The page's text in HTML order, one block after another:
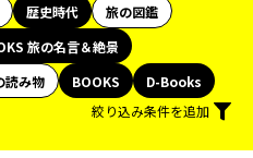
歴史時代
旅の図鑑
旅の名言＆絶景
読み物 BOOKS
D-Books
絞り込み条件を追加